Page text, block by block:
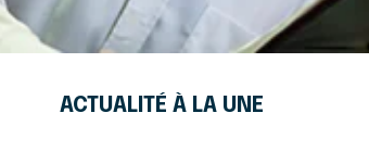
ACTUALITÉ À LA UNE